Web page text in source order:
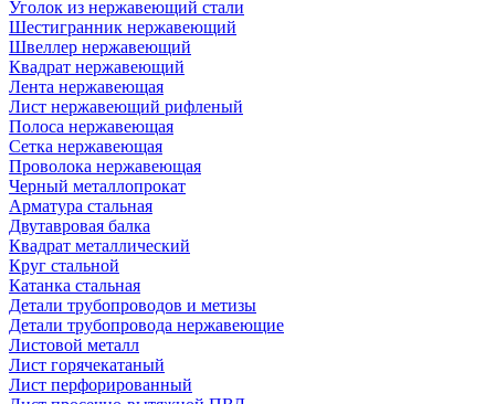
Уголок из нержавеющий стали
Шестигранник нержавеющий
Швеллер нержавеющий
Квадрат нержавеющий
Лента нержавеющая
Лист нержавеющий рифленый
Полоса нержавеющая
Сетка нержавеющая
Проволока нержавеющая
Черный металлопрокат
Арматура стальная
Двутавровая балка
Квадрат металлический
Круг стальной
Катанка стальная
Детали трубопроводов и метизы
Детали трубопровода нержавеющие
Листовой металл
Лист горячекатаный
Лист перфорированный